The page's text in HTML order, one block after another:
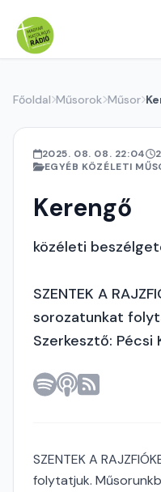
Főoldal Műsorok Műsor
2025. 08. 08. 22:04
EGYÉB KÖZÉLETI
Kerengő
közéleti
SZENTEK A
sorozatunkat
Szerkesztő: Pécsi
SZENTEK A
folytatjuk.